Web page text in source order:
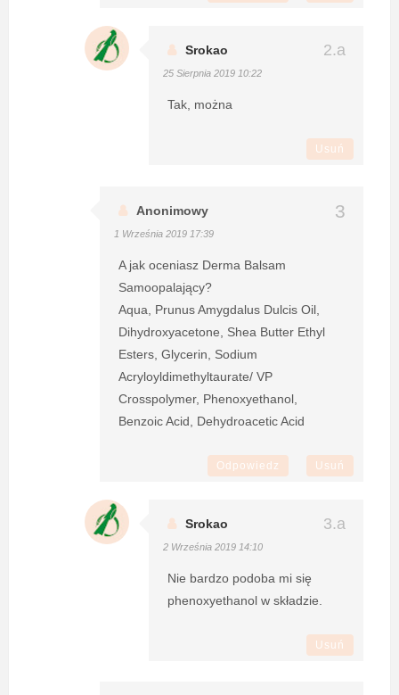
Srokao
25 Sierpnia 2019 10:22
Tak, można
Usuń
Anonimowy
1 Września 2019 17:39
A jak oceniasz Derma Balsam
Samoopalający?
Aqua, Prunus Amygdalus Dulcis Oil,
Dihydroxyacetone, Shea Butter Ethyl
Esters, Glycerin, Sodium
Acryloyldimethyltaurate/ VP
Crosspolymer, Phenoxyethanol,
Benzoic Acid, Dehydroacetic Acid
Odpowiedz Usuń
Srokao
2 Września 2019 14:10
Nie bardzo podoba mi się
phenoxyethanol w składzie.
Usuń